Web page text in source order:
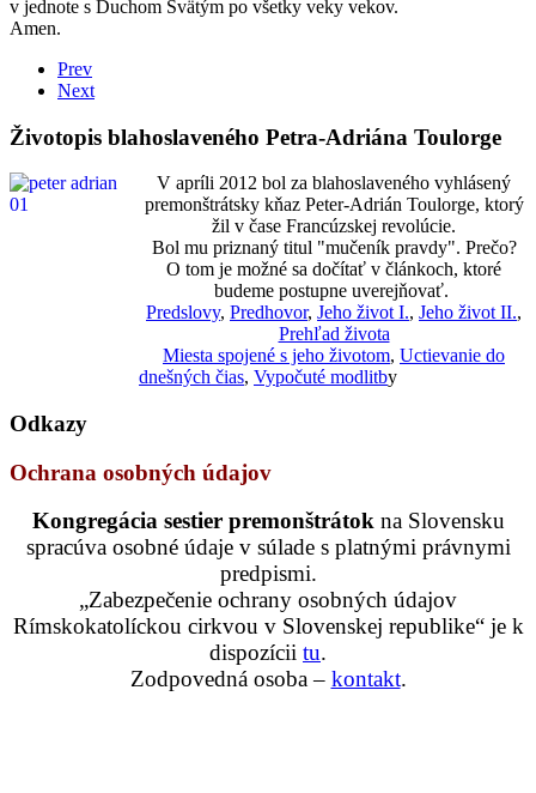
v jednote s Duchom Svätým po všetky veky vekov.
Amen.
Prev
Next
Životopis blahoslaveného Petra-Adriána Toulorge
V apríli 2012 bol za blahoslaveného vyhlásený
premonštrátsky kňaz Peter-Adrián Toulorge, ktorý
žil v čase Francúzskej revolúcie.
Bol mu priznaný titul "mučeník pravdy". Prečo?
O tom je možné sa dočítať v článkoch, ktoré
budeme postupne uverejňovať.
Predslovy, Predhovor, Jeho život I., Jeho život II.,
Prehľad života
Miesta spojené s jeho životom, Uctievanie do
dnešných čias, Vypočuté modlitby
Odkazy
Ochrana osobných údajov
Kongregácia sestier premonštrátok na Slovensku
spracúva osobné údaje v súlade s platnými právnymi
predpismi.
„Zabezpečenie ochrany osobných údajov
Rímskokatolíckou cirkvou v Slovenskej republike“ je k
dispozícii tu.
Zodpovedná osoba – kontakt.